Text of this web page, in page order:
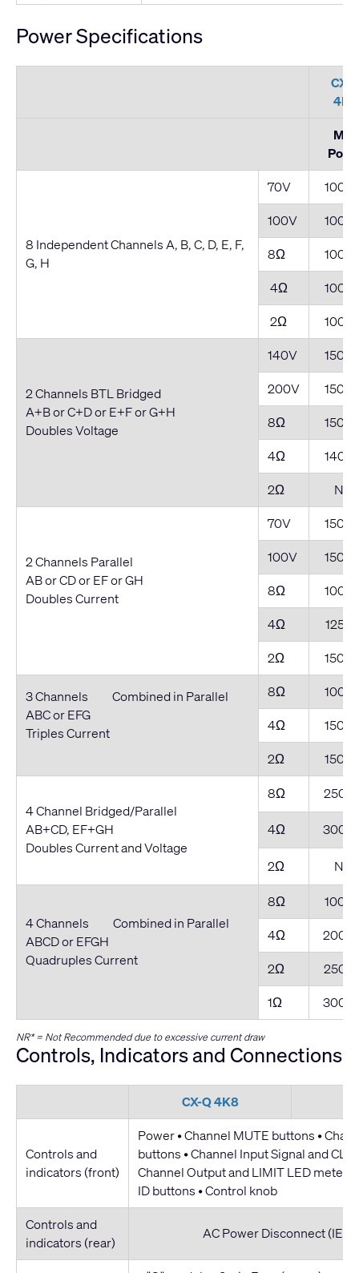
Power Specifications
CX-
4K8
Max
8 Independent Channels A, B, C, D, E, F,
G, H
70V
1000
100V
1000
8Ω
1000
4Ω
1000
2Ω
1000
2 Channels BTL Bridged
A+B or C+D or E+F or G+H
Doubles Voltage
140V
1500
200V
1500
8Ω
1500
4Ω
1400
2Ω
NR*
2 Channels Parallel
AB or CD or EF or GH
Doubles Current
70V
1500
100V
1500
8Ω
1000
4Ω
1250
2Ω
1500
3 Channels Combined in Parallel
ABC or EFG
Triples Current
8Ω
1000
4Ω
1500
2Ω
1500
4 Channel Bridged/Parallel
AB+CD, EF+GH
Doubles Current and Voltage
8Ω 2500
4Ω 3000
2Ω NR*
4 Channels Combined in Parallel
ABCD or EFGH
Quadruples Current
8Ω
1000
4Ω
2000
2Ω
2500
1Ω
3000
NR* = Not Recommended due to excessive current draw
Controls, Indicators and Connections
CX-Q 4K8
Controls and
indicators (front)
Power • Channel MUTE buttons •
buttons • Channel Input Signal and
Channel Output and LIMIT LED meters
ID buttons • Control knob
Controls and
indicators (rear)
AC Power Disconnect (IEC